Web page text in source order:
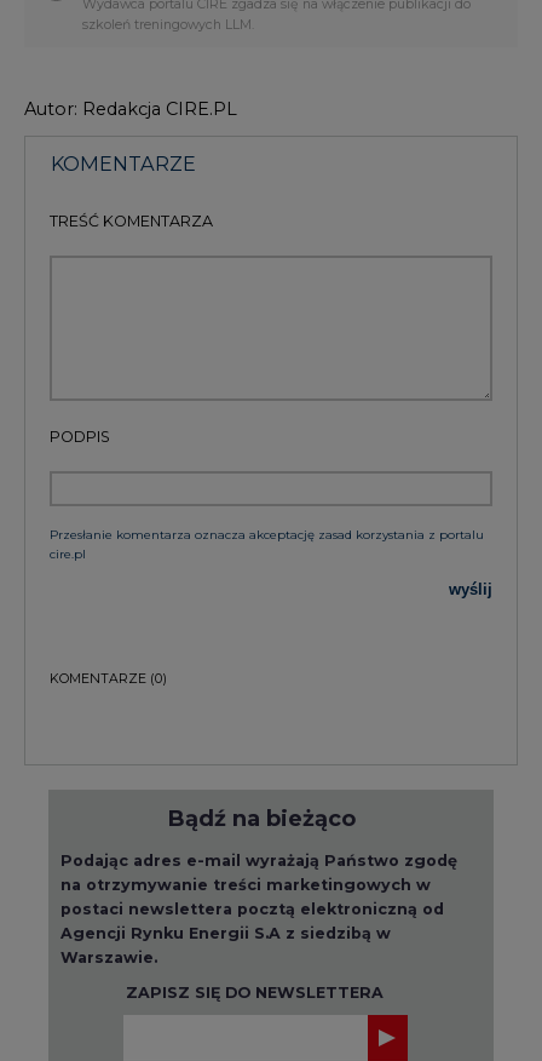
Wydawca portalu CIRE zgadza się na włączenie publikacji do
szkoleń treningowych LLM.
Autor: Redakcja CIRE.PL
KOMENTARZE
TREŚĆ KOMENTARZA
PODPIS
Przesłanie komentarza oznacza akceptację zasad korzystania z portalu
cire.pl
wyślij
KOMENTARZE (0)
Bądź na bieżąco
Podając adres e-mail wyrażają Państwo zgodę
na otrzymywanie treści marketingowych w
postaci newslettera pocztą elektroniczną od
Agencji Rynku Energii S.A z siedzibą w
Warszawie.
ZAPISZ SIĘ DO NEWSLETTERA